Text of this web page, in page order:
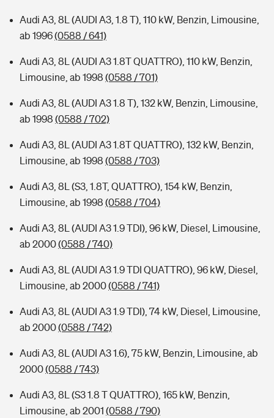
Sie haben Fragen?
Audi A3, 8L (AUDI A3, 1.8 T), 110 kW, Benzin, Limousine,
ab 1996(0588 / 641)
Audi A3, 8L (AUDI A3 1.8T QUATTRO), 110 kW, Benzin,
Limousine, ab 1998 (0588 / 701)
Audi A3, 8L (AUDI A3 1.8 T), 132 kW, Benzin, Limousine,
ab 1998 (0588 / 702)
Audi A3, 8L (AUDI A3 1.8T QUATTRO), 132 kW, Benzin,
Limousine, ab 1998 (0588 / 703)
Audi A3, 8L (S3, 1.8T, QUATTRO), 154 kW, Benzin,
Limousine, ab 1998 (0588 / 704)
Audi A3, 8L (AUDI A3 1.9 TDI), 96 kW, Diesel, Limousine,
ab 2000(0588 / 740)
Audi A3, 8L (AUDI A3 1.9 TDI QUATTRO), 96 kW, Diesel,
Limousine, ab 2000(0588 / 741)
Audi A3, 8L (AUDI A3 1.9 TDI), 74 kW, Diesel, Limousine,
ab 2000(0588 / 742)
Audi A3, 8L (AUDI A3 1.6), 75 kW, Benzin, Limousine, ab
2000(0588 / 743)
Audi A3, 8L (S3 1.8 T QUATTRO), 165 kW, Benzin,
Limousine, ab 2001 (0588 / 790)